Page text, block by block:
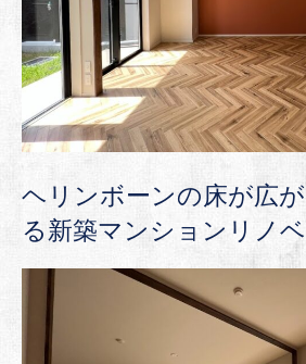
ヘリンボーンの床が広
る新築マンションリノ